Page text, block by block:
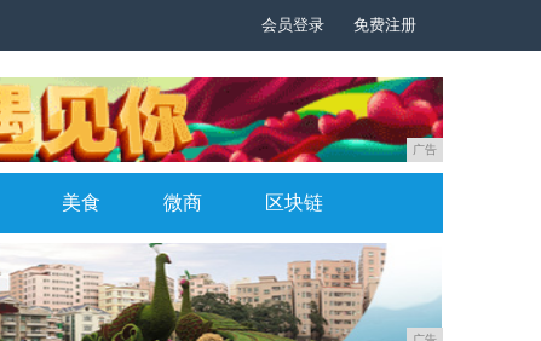
会员登录 免费注册
广告
美食 微商 区块链